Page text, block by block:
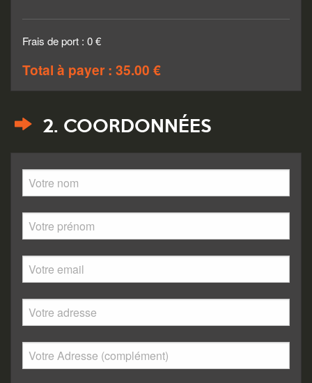
Frais de port : 0 €
Total à payer : 35.00 €
2. COORDONNÉES